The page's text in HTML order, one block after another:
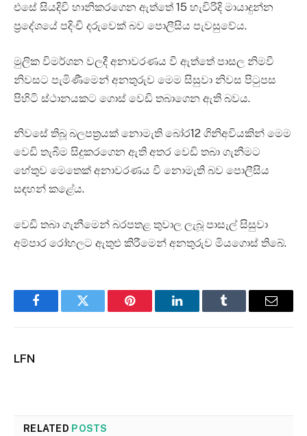
එසේ සියදිවි හානිකරගෙන ඇත්තේ 15 හැවිරිදි මායාදුන්න
ප්‍රදේශයේ පදිංචි දරුවෙක් බව පොලීසිය පැවසුවේය.
මුලික විමර්ශන වලදී අනාවරණය වී ඇත්තේ පාසල නිමවී
නිවසට පැමිණීමෙන් අනතුරුව මෙම සිසුවා නිවස පිටුපස
පිහිටි ස්ථානයකට ගොස් වෙඩි තබාගෙන ඇති බවය.
නිවසේ තිබූ බලපත්‍රයක් නොමැති බෝර12 ගිනිඅවියකින් මෙම
වෙඩි තැබීම සිදුකරගෙන ඇති අතර වෙඩි තබා ගැනීමට
හේතුව මෙතෙක් අනාවරණය වී නොමැති බව පොලීසිය
සඳහන් කළේය.
වෙඩි තබා ගැනීමෙන් බරපතළ තුවාල ලැබූ පාසැල් සිසුවා
අම්පාර රෝහලට ඇතුළු කිරීමෙන් අනතුරුව මියගොස් තිබේ.
FacebookTwitter Pinterest LinkedInTumblr Email
LFN
RELATED POSTS